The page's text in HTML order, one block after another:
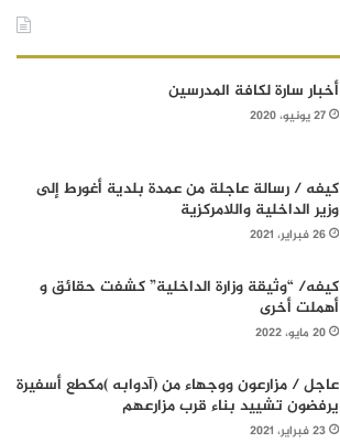
أخبار سارة لكافة المدرسين
27 يونيو، 2020
كيفه / رسالة عاجلة من عمدة بلدية أغورط إلى
وزير الداخلية واللامركزية
26 فبراير، 2021
كيفه/ “وثيقة وزارة الداخلية” كشفت حقائق و
أهملت أخرى
20 مايو، 2022
عاجل / مزارعون ووجهاء من (آدوابه )مكطع أسفيرة
يرفضون تشييد بناء قرب مزارعهم
23 فبراير، 2021